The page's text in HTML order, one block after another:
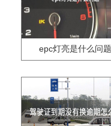
epc灯亮是什么问题